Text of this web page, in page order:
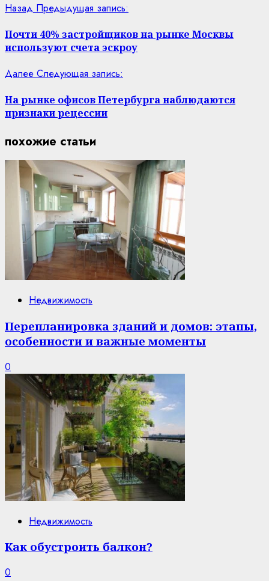
Назад Предыдущая запись:
Почти 40% застройщиков на рынке Москвы
используют счета эскроу
Далее Следующая запись:
На рынке офисов Петербурга наблюдаются
признаки рецессии
похожие статьи
Недвижимость
Перепланировка зданий и домов: этапы,
особенности и важные моменты
0
Недвижимость
Как обустроить балкон?
0